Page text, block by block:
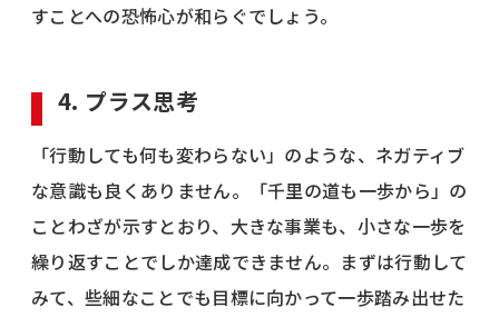
すことへの恐怖心が和らぐでしょう。
4. プラス思考
「行動しても何も変わらない」のような、ネガティブ
な意識も良くありません。「千里の道も一歩から」の
ことわざが示すとおり、大きな事業も、小さな一歩を
繰り返すことでしか達成できません。まずは行動して
みて、些細なことでも目標に向かって一歩踏み出せた